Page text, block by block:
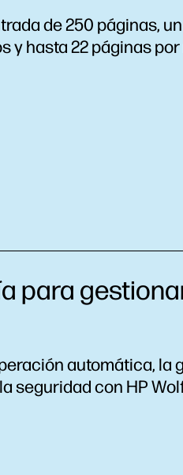
de 250 páginas,
y hasta 22 páginas por
para
automática, la
seguridad con HP